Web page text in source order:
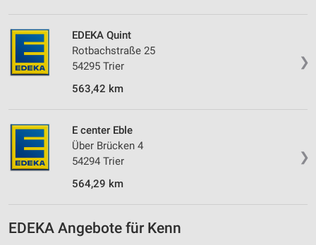
❯
EDEKA Quint
Rotbachstraße 25
54295 Trier
563,42 km
❯
E center Eble
Über Brücken 4
54294 Trier
564,29 km
EDEKA Angebote für Kenn
personalisierter Inhalte
Messung der Werbeleistung
Messung der Performance von Inhalten
Kombinationen von Daten aus verschiedenen
Quellen
Entwicklung und Verbesserung der Angebote
IAB-Besonderheiten: